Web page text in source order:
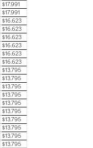
$17.991
$17.991
$16.623
$16.623
$16.623
$16.623
$16.623
$16.623
$13.795
$13.795
$13.795
$13.795
$13.795
$13.795
$13.795
$13.795
$13.795
$13.795